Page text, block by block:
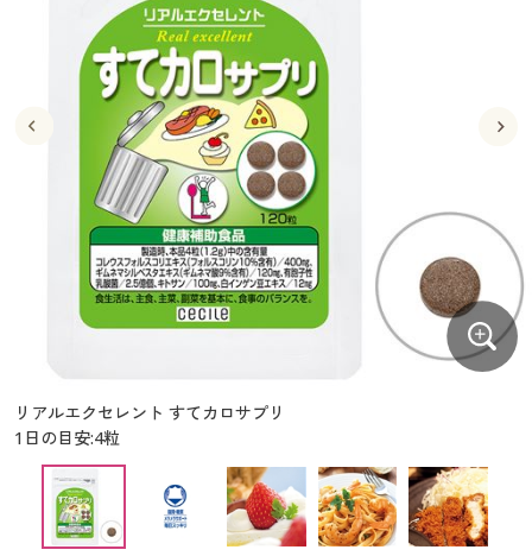
キッチン・雑貨・日用品
家具・収納
寝具・ベッド
カーテン・ラグ・ファブリック
美容・健康通販すべて
美容・健康・サプリメント
制服・スクール
制服・スクールすべて
制服・学生服
ジュニア・ティーンズ下着
大きいサイズ
大きいサイズ通販すべて
大きいサイズ レディース服
大きいサイズ レディース下着
大きいサイズ 事務・制服
バーゲンセール
シークレットセール
詳細検索
商品カテゴリ一覧
カタログ・チラシからのご注文
デジタルカタログ
カタログ無料プレゼント
寝具・ベッド
カーテン・ラグ・ファブリック
美容・健康・サプリメント
制服・スクールすべて
制服・学生服
ジュニア・ティーンズ下着
大きいサイズ
大きいサイズ通販すべて
大きいサイズ レディース服
大きいサイズ レディース下着
大きいサイズ メンズ
バーゲン
バーゲンセール
シークレットセール
商品カテゴリ一覧
カタログ
カタログ・チラシからのご注文
カタログ無料プレゼント
会員メニュー
リアルエクセレント すてカロサプリ
1日の目安:4粒